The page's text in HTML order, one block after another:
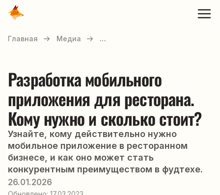
Главная Медиа …
Разработка мобильного
приложения для ресторана.
Кому нужно и сколько стоит?
Узнайте, кому действительно нужно
мобильное приложение в ресторанном
бизнесе, и как оно может стать
конкурентным преимуществом в фудтехе.
26.01.2026